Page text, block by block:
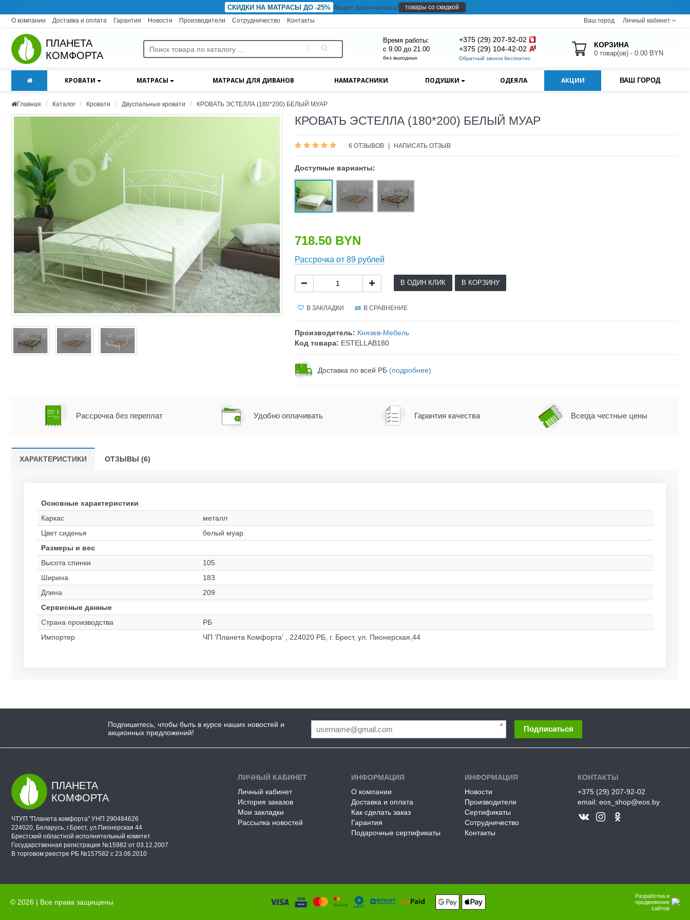
СКИДКИ НА МАТРАСЫ ДО -25% Акция закончилась!
товары со скидкой
О компании
Доставка и оплата Гарантия Новости Производители Сотрудничество Контакты Ваш город Личный кабинет
ПЛАНЕТА
КОМФОРТА
Время работы:
с 9.00 до 21.00
без выходных
+375 (29) 207-92-02
+375 (29) 104-42-02
Обратный звонок бесплатно
КОРЗИНА
0 товар(ов) - 0.00 BYN
КРОВАТИ МАТРАСЫ МАТРАСЫ ДЛЯ ДИВАНОВ НАМАТРАСНИКИ ПОДУШКИ ОДЕЯЛА АКЦИИ ВАШ ГОРОД
Главная Каталог Кровати Двуспальные кровати КРОВАТЬ ЭСТЕЛЛА (180*200) БЕЛЫЙ МУАР
КРОВАТЬ ЭСТЕЛЛА (180*200) БЕЛЫЙ МУАР
6 ОТЗЫВОВ НАПИСАТЬ ОТЗЫВ
Доступные варианты:
718.50 BYN
Рассрочка от 89 рублей
В ОДИН КЛИК В КОРЗИНУ
В ЗАКЛАДКИ В СРАВНЕНИЕ
Производитель: Князев-Мебель
Код товара: ESTELLAB180
Доставка по всей РБ (подробнее)
Рассрочка без переплат Удобно оплачивать Гарантия качества Всегда честные цены
ХАРАКТЕРИСТИКИ ОТЗЫВЫ (6)
Основные характеристики
Каркас
металл
Цвет сиденья
белый муар
Размеры и вес
Высота спинки
105
Ширина
183
Длина
209
Сервисные данные
Страна производства
РБ
Импортер
ЧП 'Планета Комфорта' , 224020 РБ, г. Брест, ул. Пионерская,44
Подпишитесь, чтобы быть в курсе наших новостей и
акционных предложений!
* Подписаться
ПЛАНЕТА
КОМФОРТА
ЧТУП "Планета комфорта" УНП 290484626
224020, Беларусь, г.Брест, ул.Пионерская 44
Брестский областной исполнительный комитет
Государственная регистрация №15982 от 03.12.2007
В торговом реестре РБ №157582 с 23.06.2010
ЛИЧНЫЙ КАБИНЕТ
Личный кабинет
История заказов
Мои закладки
Рассылка новостей
ИНФОРМАЦИЯ
О компании
Доставка и оплата
Как сделать заказ
Гарантия
Подарочные сертификаты
ИНФОРМАЦИЯ
Новости
Производители
Сертификаты
Сотрудничество
Контакты
КОНТАКТЫ
+375 (29) 207-92-02
email: eos_shop@eos.by
© 2026 | Все права защищены
Разработка и
продвижение
сайтов